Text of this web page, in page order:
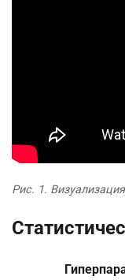
Рис. 1.